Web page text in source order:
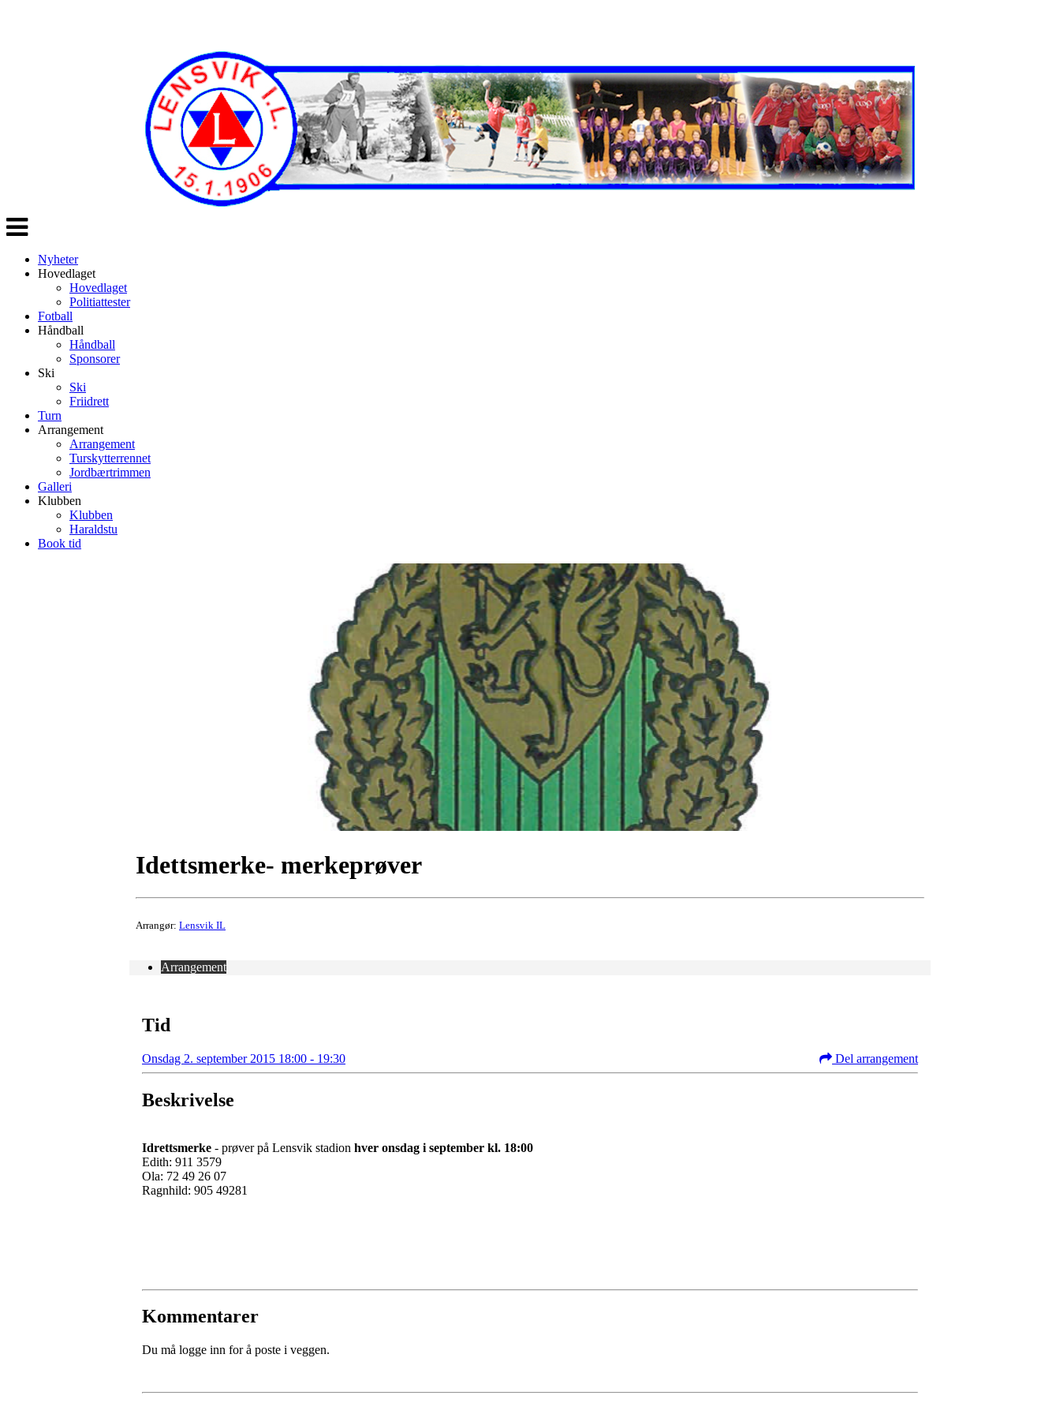
Veksle
navigasjon
Nyheter
Hovedlaget
Hovedlaget
Politiattester
Fotball
Håndball
Håndball
Sponsorer
Ski
Ski
Friidrett
Turn
Arrangement
Arrangement
Turskytterrennet
Jordbærtrimmen
Galleri
Klubben
Klubben
Haraldstu
Book tid
Idettsmerke- merkeprøver
Arrangør: Lensvik IL
Arrangement
Tid
Onsdag 2. september 2015 18:00 - 19:30 Del arrangement
Beskrivelse
Idrettsmerke - prøver på Lensvik stadion hver onsdag i september kl. 18:00
Edith: 911 3579
Ola: 72 49 26 07
Ragnhild: 905 49281
Kommentarer
Du må logge inn for å poste i veggen.